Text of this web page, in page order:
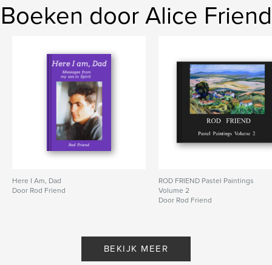
Boeken door Alice Friend
Here I Am, Dad
Door Rod Friend
ROD FRIEND Pastel Paintings
Volume 2
Door Rod Friend
BEKIJK MEER